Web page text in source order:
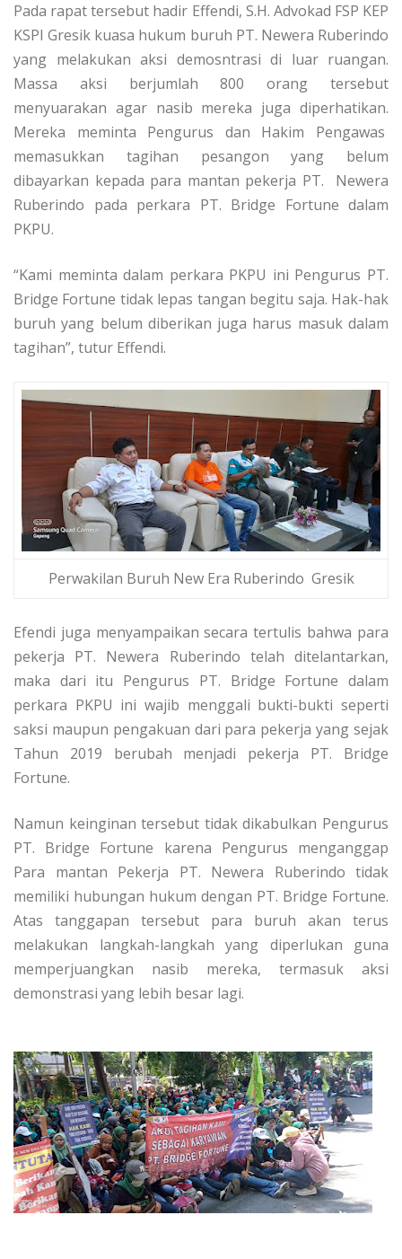
Pada rapat tersebut hadir Effendi, S.H. Advokad FSP KEP
KSPI Gresik kuasa hukum buruh PT. Newera Ruberindo
yang melakukan aksi demosntrasi di luar ruangan.
Massa aksi berjumlah 800 orang tersebut
menyuarakan agar nasib mereka juga diperhatikan.
Mereka meminta Pengurus dan Hakim Pengawas
memasukkan tagihan pesangon yang belum
dibayarkan kepada para mantan pekerja PT. Newera
Ruberindo pada perkara PT. Bridge Fortune dalam
PKPU.
“Kami meminta dalam perkara PKPU ini Pengurus PT.
Bridge Fortune tidak lepas tangan begitu saja. Hak-hak
buruh yang belum diberikan juga harus masuk dalam
tagihan”, tutur Effendi.
Perwakilan Buruh New Era Ruberindo Gresik
Efendi juga menyampaikan secara tertulis bahwa para
pekerja PT. Newera Ruberindo telah ditelantarkan,
maka dari itu Pengurus PT. Bridge Fortune dalam
perkara PKPU ini wajib menggali bukti-bukti seperti
saksi maupun pengakuan dari para pekerja yang sejak
Tahun 2019 berubah menjadi pekerja PT. Bridge
Fortune.
Namun keinginan tersebut tidak dikabulkan Pengurus
PT. Bridge Fortune karena Pengurus menganggap
Para mantan Pekerja PT. Newera Ruberindo tidak
memiliki hubungan hukum dengan PT. Bridge Fortune.
Atas tanggapan tersebut para buruh akan terus
melakukan langkah-langkah yang diperlukan guna
memperjuangkan nasib mereka, termasuk aksi
demonstrasi yang lebih besar lagi.